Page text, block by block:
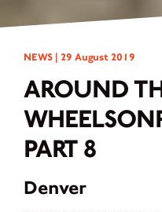
NEWS | 29 August 2019
AROUND
PART 8
Denver